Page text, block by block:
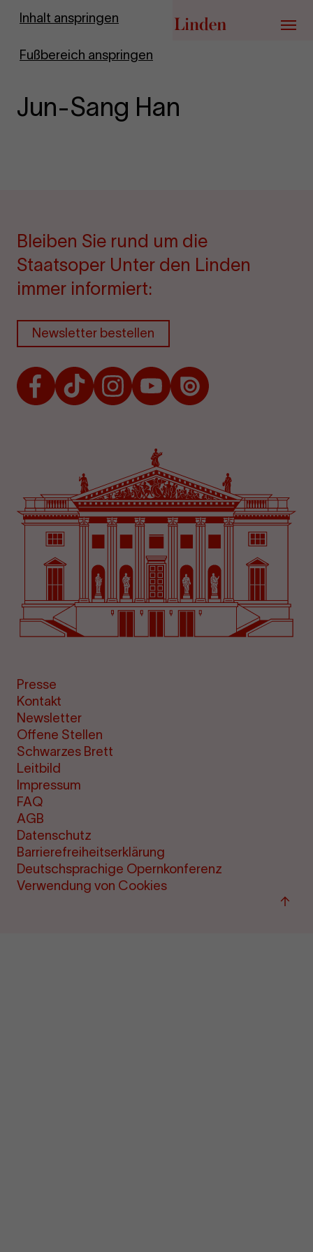
Inhalt anspringen
Fußbereich anspringen
Zur Startseite
Menü
Jun-Sang Han
Bleiben Sie rund um die
Staatsoper Unter den Linden
immer informiert:
Newsletter bestellen
FacebookTikTokInstagramYoutubeIssuu
Presse
Kontakt
Newsletter
Offene Stellen
Schwarzes Brett
Leitbild
Impressum
FAQ
AGB
Datenschutz
Barrierefreiheitserklärung
Deutschsprachige Opernkonferenz
Verwendung von Cookies
Zum